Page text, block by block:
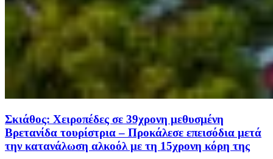
Σκιάθος: Χειροπέδες σε 39χρονη μεθυσμένη
Βρετανίδα τουρίστρια – Προκάλεσε επεισόδια μετά
την κατανάλωση αλκοόλ με τη 15χρονη κόρη της